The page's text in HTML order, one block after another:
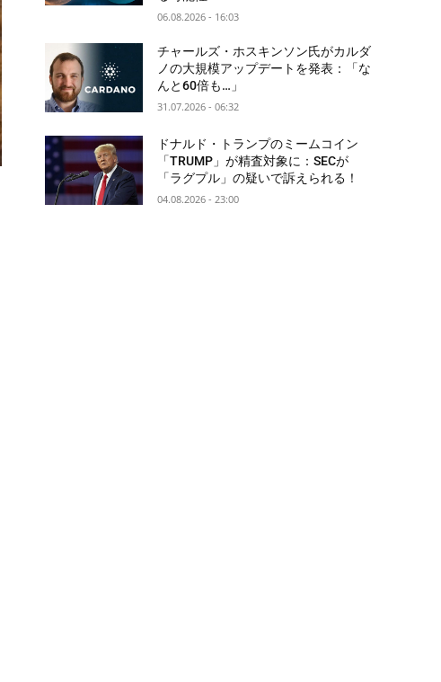
06.08.2026 - 16:03
チャールズ・ホスキンソン氏がカルダ
ノの大規模アップデートを発表：「な
んと60倍も…」
31.07.2026 - 06:32
ドナルド・トランプのミームコイン
「TRUMP」が精査対象に：SECが
「ラグプル」の疑いで訴えられる！
04.08.2026 - 23:00